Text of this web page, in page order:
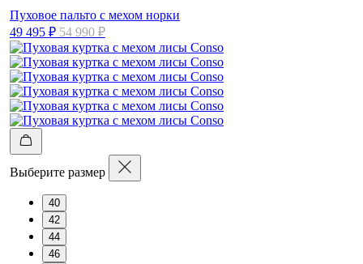
Пуховое пальто с мехом норки
49 495 ₽ 54 990 ₽
Выберите размер
40
42
44
46